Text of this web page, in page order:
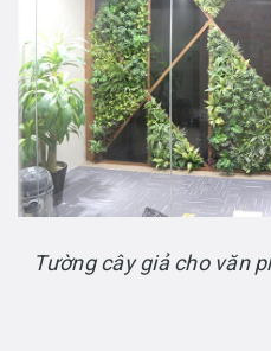
Tường cây giả cho văn